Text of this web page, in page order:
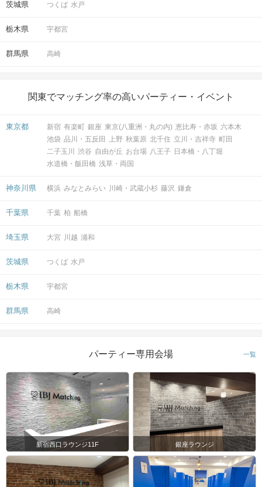
茨城県 つくば 水戸
栃木県 宇都宮
群馬県 高崎
関東でマッチング率の高いパーティー・イベント
東京都 新宿 有楽町 銀座 東京(八重洲・丸の内) 恵比寿・赤坂 六本木
池袋 品川・五反田 上野 秋葉原 北千住 立川・吉祥寺 町田
二子玉川
渋谷 自由が丘 お台場 八王子 日本橋・八丁堀
水道橋・飯田橋 浅草・両国
神奈川県 横浜 みなとみらい 川崎・武蔵小杉 藤沢 鎌倉
千葉県 千葉 柏 船橋
埼玉県 大宮 川越 浦和
茨城県 つくば 水戸
栃木県 宇都宮
群馬県 高崎
パーティー専用会場 一覧
新宿西口ラウンジ11F 銀座ラウンジ